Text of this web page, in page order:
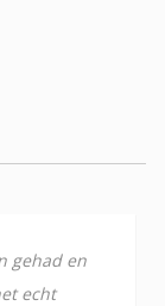
gehad en
echt